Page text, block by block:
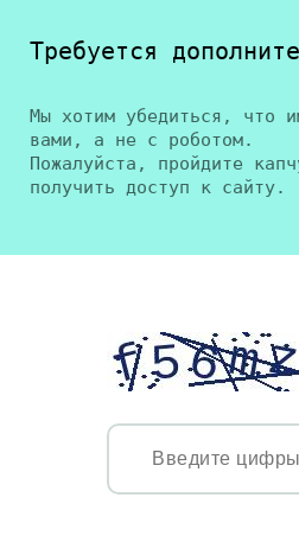
Требуется
Мы хотим убедиться, что
вами, а не с роботом.
Пожалуйста, пройдите
получить доступ к сайту.